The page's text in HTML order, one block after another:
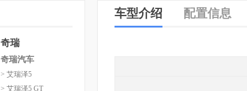
奇瑞
奇瑞汽车
> 艾瑞泽5
> 艾瑞泽5 GT
车型介绍 配置信息